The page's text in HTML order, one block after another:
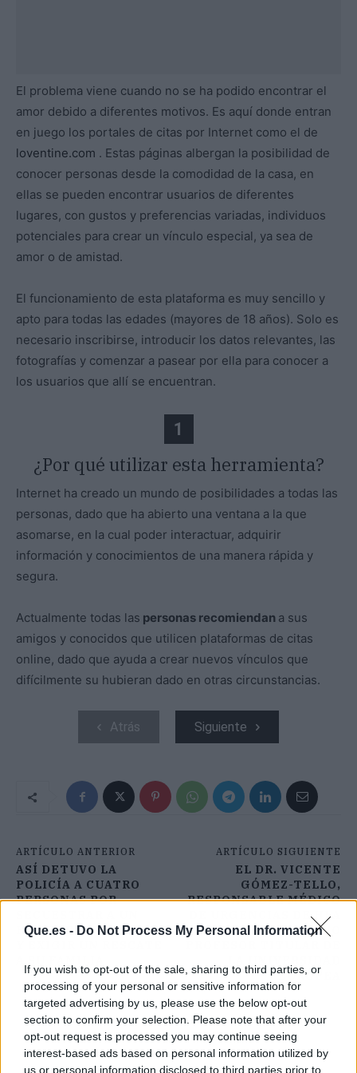
Que.es - Do Not Process My Personal Information
If you wish to opt-out of the sale, sharing to third parties, or
processing of your personal or sensitive information for
targeted advertising by us, please use the below opt-out
section to confirm your selection. Please note that after your
opt-out request is processed you may continue seeing
interest-based ads based on personal information utilized by
us or personal information disclosed to third parties prior to
El problema viene cuando no se ha podido encontrar el
amor debido a diferentes motivos. Es aquí donde entran
en juego los portales de citas por Internet como el de
loventine.com . Estas páginas albergan la posibilidad de
conocer personas desde la comodidad de la casa, en
ellas se pueden encontrar usuarios de diferentes
lugares, con gustos y preferencias variadas, individuos
potenciales para crear un vínculo especial, ya sea de
amor o de amistad.
El funcionamiento de esta plataforma es muy sencillo y
apto para todas las edades (mayores de 18 años). Solo es
necesario inscribirse, introducir los datos relevantes, las
fotografías y comenzar a pasear por ella para conocer a
los usuarios que allí se encuentran.
1
¿Por qué utilizar esta herramienta?
Internet ha creado un mundo de posibilidades a todas las
personas, dado que ha abierto una ventana a la que
asomarse, en la cual poder interactuar, adquirir
información y conocimientos de una manera rápida y
segura.
Actualmente todas las personas recomiendan a sus
amigos y conocidos que utilicen plataformas de citas
online, dado que ayuda a crear nuevos vínculos que
difícilmente su hubieran dado en otras circunstancias.
Atrás Siguiente
ARTÍCULO ANTERIOR
ASÍ DETUVO LA
POLICÍA A CUATRO
PERSONAS POR
HOMBRE EN ALICANTE
ARTÍCULO SIGUIENTE
EL DR. VICENTE
GÓMEZ-TELLO,
RESPONSABLE MÉDICO
DE URGENCIAS DE HLA
MONCLOA, NUEVO
EUROPEA